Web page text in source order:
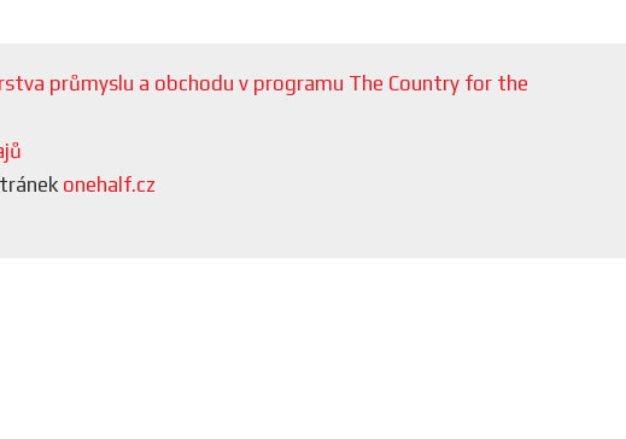
průmyslu a obchodu v programu The Country for the
onehalf.cz